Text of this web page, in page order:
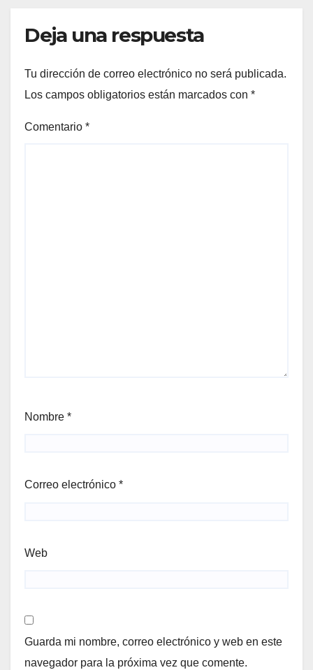
Deja una respuesta
Tu dirección de correo electrónico no será publicada.
Los campos obligatorios están marcados con *
Comentario *
Nombre *
Correo electrónico *
Web
Guarda mi nombre, correo electrónico y web en este
navegador para la próxima vez que comente.